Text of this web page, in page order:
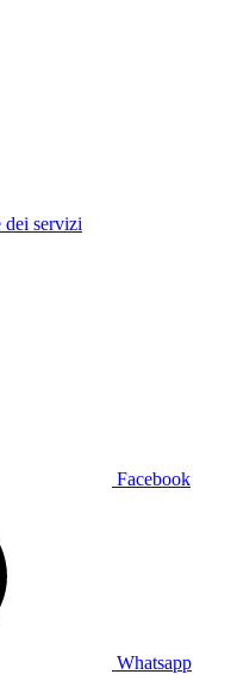
dei servizi
Facebook
Whatsapp